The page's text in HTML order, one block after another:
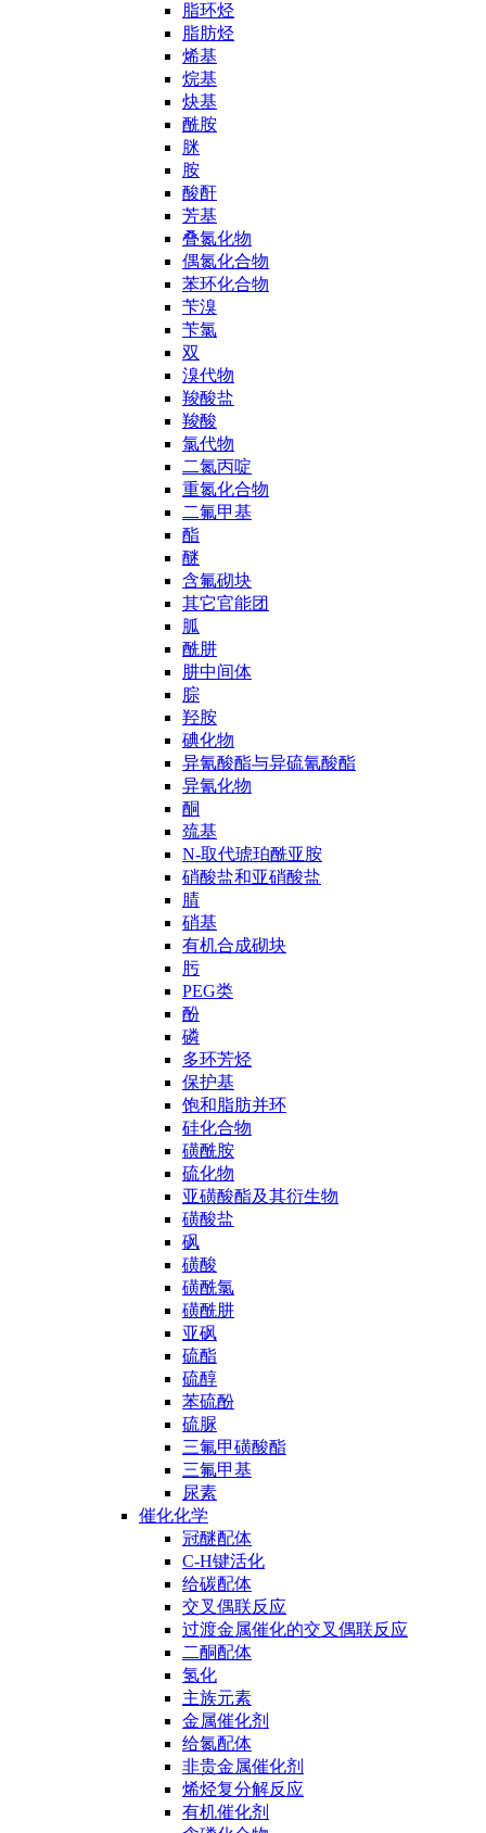
脂环烃
脂肪烃
烯基
烷基
炔基
酰胺
脒
胺
酸酐
芳基
叠氮化物
偶氮化合物
苯环化合物
苄溴
苄氯
双
溴代物
羧酸盐
羧酸
氯代物
二氮丙啶
重氮化合物
二氟甲基
酯
醚
含氟砌块
其它官能团
胍
酰肼
肼中间体
腙
羟胺
碘化物
异氰酸酯与异硫氰酸酯
异氰化物
酮
巯基
N-取代琥珀酰亚胺
硝酸盐和亚硝酸盐
腈
硝基
有机合成砌块
肟
PEG类
酚
磷
多环芳烃
保护基
饱和脂肪并环
硅化合物
磺酰胺
硫化物
亚磺酸酯及其衍生物
磺酸盐
砜
磺酸
磺酰氯
磺酰肼
亚砜
硫酯
硫醇
苯硫酚
硫脲
三氟甲磺酸酯
三氟甲基
尿素
催化化学
冠醚配体
C-H键活化
给碳配体
交叉偶联反应
过渡金属催化的交叉偶联反应
二酮配体
氢化
主族元素
金属催化剂
给氮配体
非贵金属催化剂
烯烃复分解反应
有机催化剂